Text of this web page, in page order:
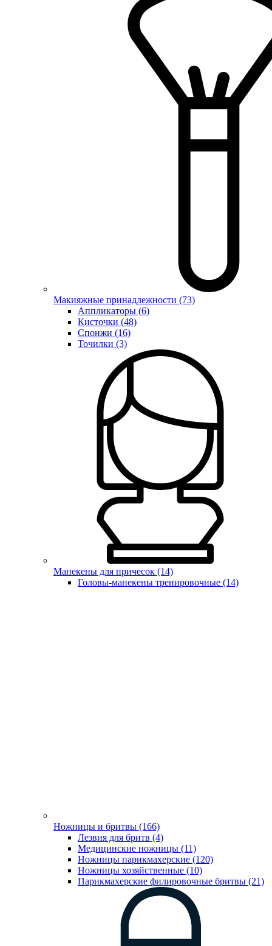
Макияжные принадлежности (73)
Аппликаторы (6)
Кисточки (48)
Спонжи (16)
Точилки (3)
Манекены для причесок (14)
Головы-манекены тренировочные (14)
Ножницы и бритвы (166)
Лезвия для бритв (4)
Медицинские ножницы (11)
Ножницы парикмахерские (120)
Ножницы хозяйственные (10)
Парикмахерские филировочные бритвы (21)